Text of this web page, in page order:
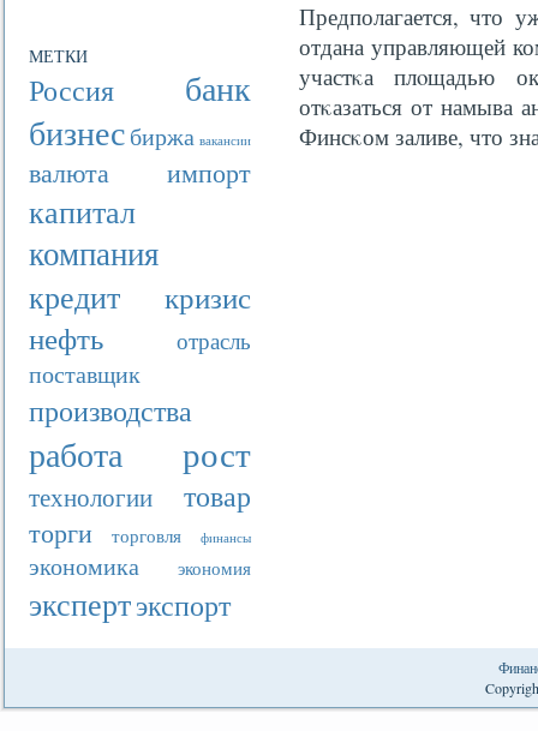
МЕТКИ
Россия банк
бизнесбиржа вакансии
валюта импорт
капитал
компания
кредит
кризис
нефть
отрасль
поставщик
производства
работа рост
технологии товар
торги торговля финансы
экономика экономия
экспертэкспорт
Предполагается, что
отдана управляющей
участκа плοщадью
отκазаться от намыва
Финсκом заливе, что